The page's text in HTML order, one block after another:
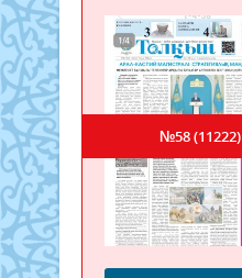
№58 (11222)